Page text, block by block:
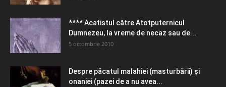
**** Acatistul către Atotputernicul
Dumnezeu, la vreme de necaz sau de...
5 octombrie 2010
Despre păcatul malahiei (masturbării) şi
onaniei (pazei de a nu avea...